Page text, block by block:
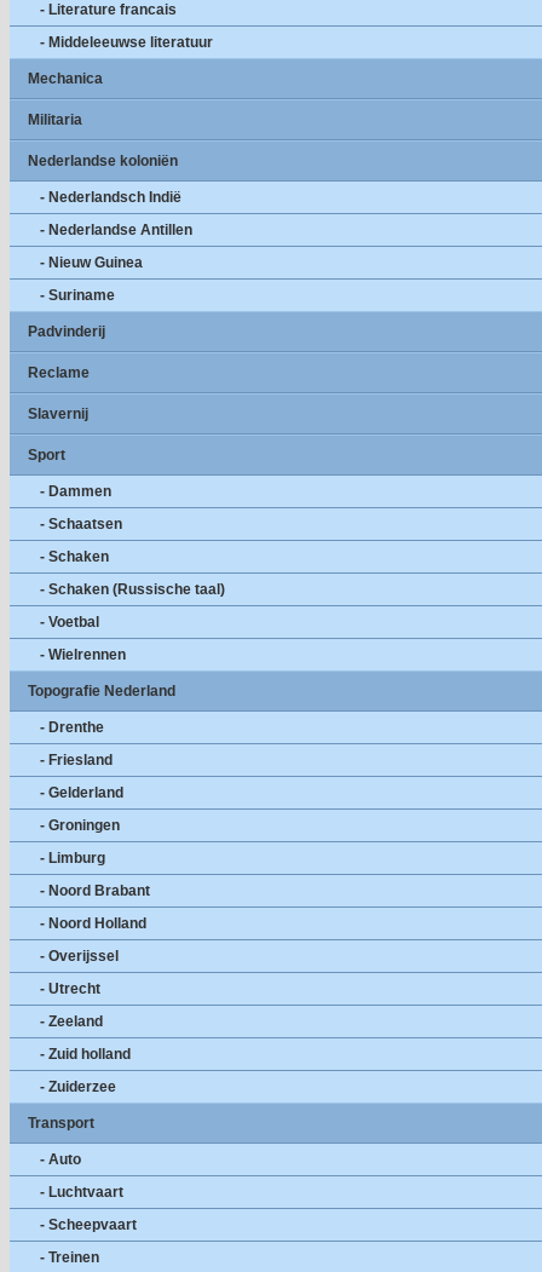
- Literature francais
- Middeleeuwse literatuur
Mechanica
Militaria
Nederlandse koloniën
- Nederlandsch Indië
- Nederlandse Antillen
- Nieuw Guinea
- Suriname
Padvinderij
Reclame
Slavernij
Sport
- Dammen
- Schaatsen
- Schaken
- Schaken (Russische taal)
- Voetbal
- Wielrennen
Topografie Nederland
- Drenthe
- Friesland
- Gelderland
- Groningen
- Limburg
- Noord Brabant
- Noord Holland
- Overijssel
- Utrecht
- Zeeland
- Zuid holland
- Zuiderzee
Transport
- Auto
- Luchtvaart
- Scheepvaart
- Treinen